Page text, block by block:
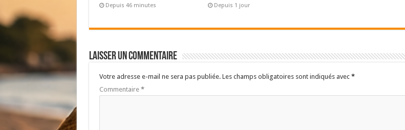
Depuis 46 minutes Depuis 1 jour
Laisser un commentaire
Votre adresse e-mail ne sera pas publiée. Les champs obligatoires sont indiqués avec *
Commentaire *